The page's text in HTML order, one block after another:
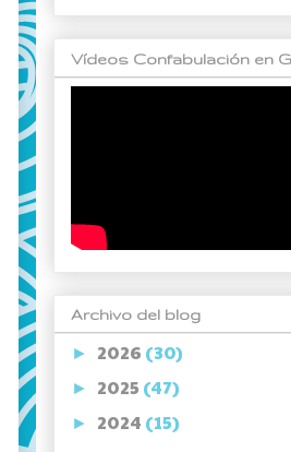
Vídeos Confabulación en
Archivo del blog
► 2026 (30)
► 2025 (47)
► 2024 (15)